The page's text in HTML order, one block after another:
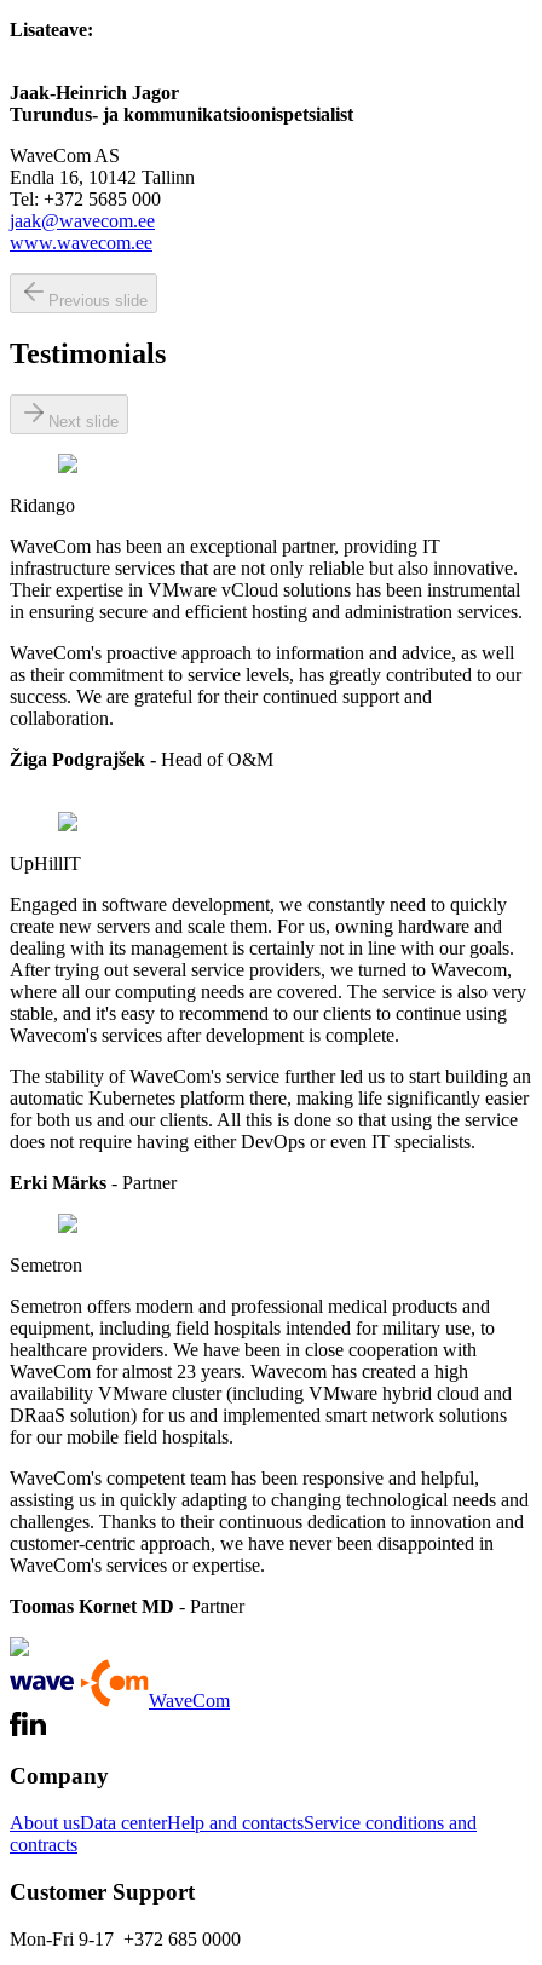
Lisateave:
Jaak-Heinrich Jagor
Turundus- ja kommunikatsioonispetsialist
WaveCom AS
Endla 16, 10142 Tallinn
Tel: +372 5685 000
jaak@wavecom.ee
www.wavecom.ee
Previous slide
Testimonials
Next slide
Ridango
WaveCom has been an exceptional partner, providing IT
infrastructure services that are not only reliable but also innovative.
Their expertise in VMware vCloud solutions has been instrumental
in ensuring secure and efficient hosting and administration services.
WaveCom's proactive approach to information and advice, as well
as their commitment to service levels, has greatly contributed to our
success. We are grateful for their continued support and
collaboration.
Žiga Podgrajšek - Head ofO&M
UpHillIT
Engaged in software development, we constantly need to quickly
create new servers and scale them. For us, owning hardware and
dealing with its management is certainly not in line with our goals.
After trying out several service providers, we turned to Wavecom,
where all our computing needs are covered. The service is also very
stable, and it's easy to recommend to our clients to continue using
Wavecom's services after development is complete.
The stability of WaveCom's service further led us to start building an
automatic Kubernetes platform there, making life significantly easier
for both us and our clients. All this is done so that using the service
does not require having either DevOps or even IT specialists.
Erki Märks - Partner
Semetron
Semetron offers modern and professional medical products and
equipment, including field hospitals intended for military use, to
healthcare providers. We have been in close cooperation with
WaveCom for almost 23 years. Wavecom has created a high
availability VMware cluster (including VMware hybrid cloud and
DRaaS solution) for us and implemented smart network solutions
for our mobile field hospitals.
WaveCom's competent team has been responsive and helpful,
assisting us in quickly adapting to changing technological needs and
challenges. Thanks to their continuous dedication to innovation and
customer-centric approach, we have never been disappointed in
WaveCom's services or expertise.
Toomas Kornet MD - Partner
WaveCom
Company
About usData centerHelp and contactsService conditions and
contracts
Customer Support
Mon-Fri 9-17 +372 685 0000